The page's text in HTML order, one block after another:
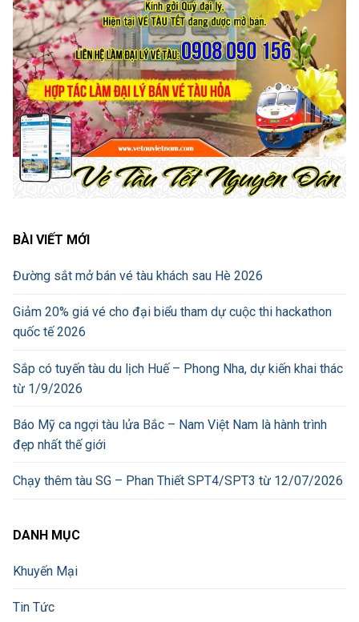
BÀI VIẾT MỚI
Đường sắt mở bán vé tàu khách sau Hè 2026
Giảm 20% giá vé cho đại biểu tham dự cuộc thi hackathon
quốc tế 2026
Sắp có tuyến tàu du lịch Huế – Phong Nha, dự kiến khai thác
từ 1/9/2026
Báo Mỹ ca ngợi tàu lửa Bắc – Nam Việt Nam là hành trình
đẹp nhất thế giới
Chạy thêm tàu SG – Phan Thiết SPT4/SPT3 từ 12/07/2026
DANH MỤC
Khuyến Mại
Tin Tức